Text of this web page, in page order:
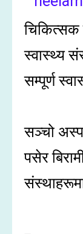
चिकित्सक
स्वास्थ्य
सम्पूर्ण
सञ्चो
पसेर